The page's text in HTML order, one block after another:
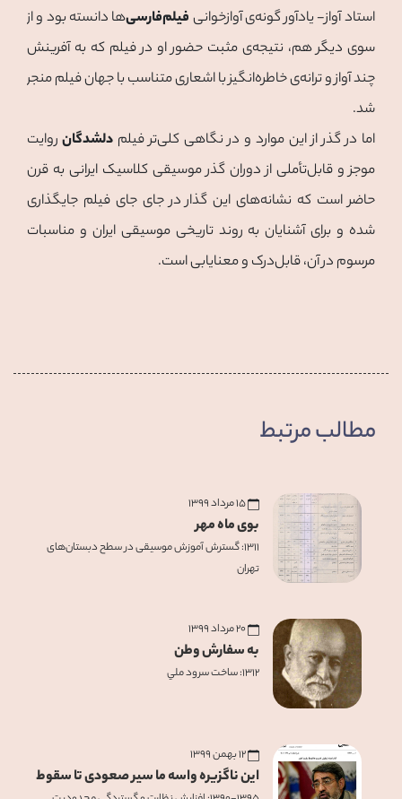
استاد آواز- یادآور گونه‌ی آوازخوانی فیلم‌فارسی‌ها دانسته بود و از
سوی دیگر هم، نتیجه‌ی مثبت حضور او در فیلم که به آفرینش
چند آواز و ترانه‌ی خاطره‌انگیز با اشعاری متناسب با جهان فیلم منجر
شد.
اما در گذر از این موارد و در نگاهی کلی‌تر فیلم دلشدگان روایت
موجز و قابل‌تأملی از دوران گذر موسیقی کلاسیک ایرانی به قرن
حاضر است که نشانه‌های این گذار در جای جای فیلم جایگذاری
شده و برای آشنایان به روند تاریخی موسیقی ایران و مناسبات
مرسوم در آن، قابل‌درک و معنایابی است.
مطالب مرتبط
۱۵ مرداد ۱۳۹۹
بوی ماه مهر
۱۳۱۱: گسترش آموزش موسيقی در سطح دبستان‌های
تهران
به سفارش وطن
۱۳۱۲: ساخت سرود ملي
۱۲ بهمن ۱۳۹۹
این ناگزیره واسه ما سیر صعودی تا سقوط